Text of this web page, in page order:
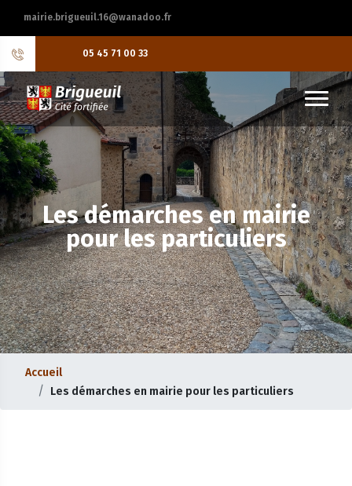
mairie.brigueuil.16@wanadoo.fr
05 45 71 00 33
Les démarches en mairie
pour les particuliers
Accueil
Les démarches en mairie pour les particuliers